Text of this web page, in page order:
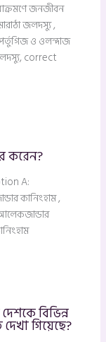
আক্রমণে জনজীবন
জলদস্যু ,
ও ওলন্দাজ
correct
করেন?
A:
কানিংহাম ,
বিভিন্ন
গিয়েছে?